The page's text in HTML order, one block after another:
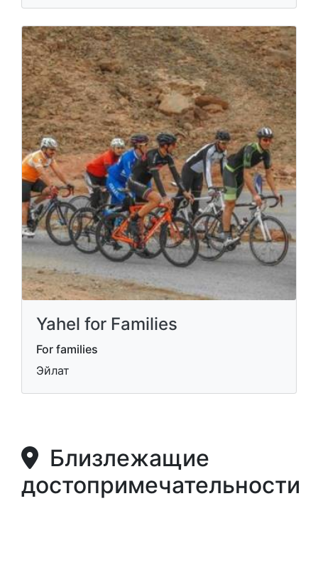
Yahel for Families
For families
Эйлат
Близлежащие
достопримечательности